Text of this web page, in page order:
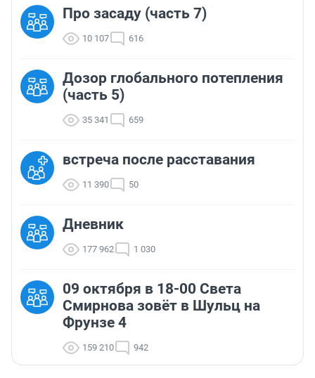
Про засаду (часть 7)
10 107 616
Дозор глобального потепления
(часть 5)
35 341 659
встреча после расставания
11 390 50
Дневник
177 962 1 030
09 октября в 18-00 Света
Смирнова зовёт в Шульц на
Фрунзе 4
159 210 942